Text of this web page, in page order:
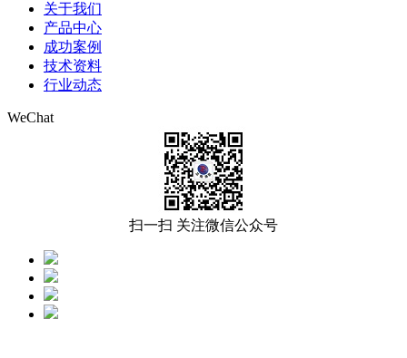
关于我们
产品中心
成功案例
技术资料
行业动态
WeChat
扫一扫 关注微信公众号